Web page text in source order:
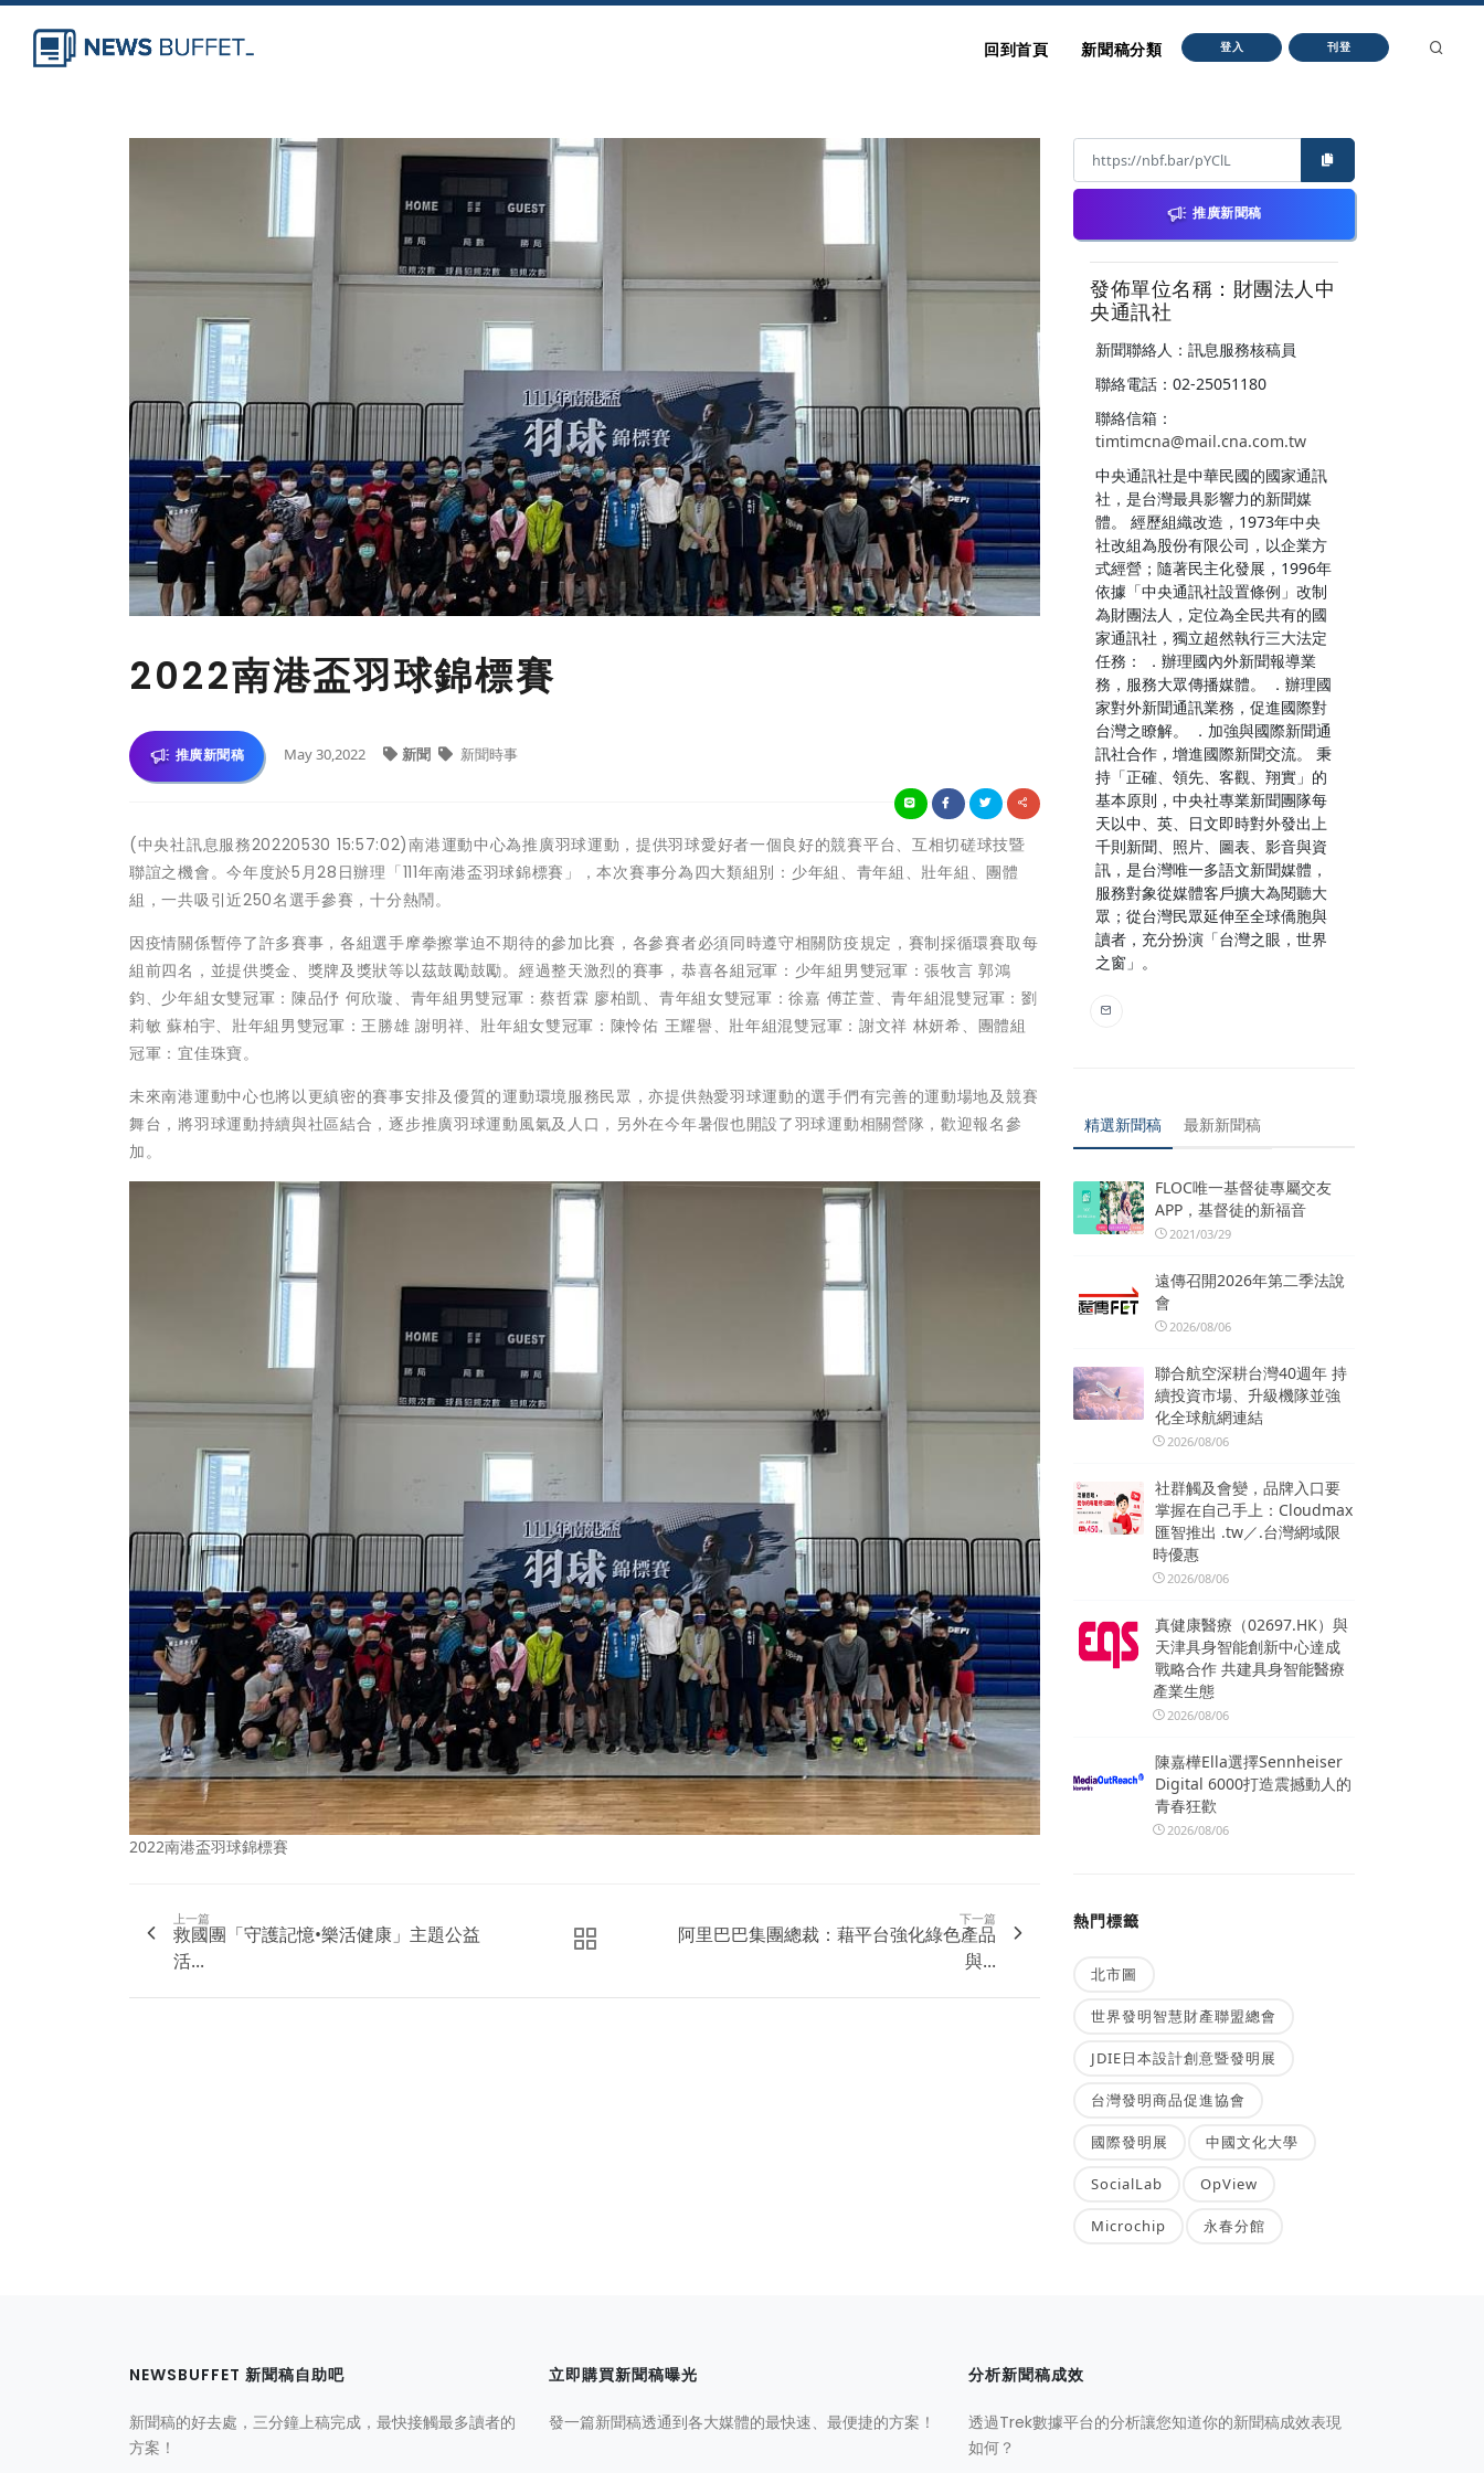
回到首頁 新聞稿分類 登入 刊登
2022南港盃羽球錦標賽
推廣新聞稿 May 30,2022 新聞 新聞時事
(中央社訊息服務20220530 15:57:02)南港運動中心為推廣羽球運動，提供羽球愛好者一個良好的競賽平台、互相切磋球技暨
聯誼之機會。今年度於5月28日辦理「111年南港盃羽球錦標賽」，本次賽事分為四大類組別：少年組、青年組、壯年組、團體
組，一共吸引近250名選手參賽，十分熱鬧。
因疫情關係暫停了許多賽事，各組選手摩拳擦掌迫不期待的參加比賽，各參賽者必須同時遵守相關防疫規定，賽制採循環賽取每
組前四名，並提供獎金、獎牌及獎狀等以茲鼓勵鼓勵。經過整天激烈的賽事，恭喜各組冠軍：少年組男雙冠軍：張牧言 郭鴻
鈞、少年組女雙冠軍：陳品伃 何欣璇、青年組男雙冠軍：蔡哲霖 廖柏凱、青年組女雙冠軍：徐嘉 傅芷萱、青年組混雙冠軍：劉
莉敏 蘇柏宇、壯年組男雙冠軍：王勝雄 謝明祥、壯年組女雙冠軍：陳怜佑 王耀譽、壯年組混雙冠軍：謝文祥 林妍希、團體組
冠軍：宜佳珠寶。
未來南港運動中心也將以更縝密的賽事安排及優質的運動環境服務民眾，亦提供熱愛羽球運動的選手們有完善的運動場地及競賽
舞台，將羽球運動持續與社區結合，逐步推廣羽球運動風氣及人口，另外在今年暑假也開設了羽球運動相關營隊，歡迎報名參
加。
2022南港盃羽球錦標賽
上一篇
救國團「守護記憶•樂活健康」主題公益
活...
下一篇
阿里巴巴集團總裁：藉平台強化綠色產品
與...
推廣新聞稿
發佈單位名稱：財團法人中
央通訊社
新聞聯絡人：訊息服務核稿員
聯絡電話：02-25051180
聯絡信箱：
timtimcna@mail.cna.com.tw
中央通訊社是中華民國的國家通訊
社，是台灣最具影響力的新聞媒
體。 經歷組織改造，1973年中央
社改組為股份有限公司，以企業方
式經營；隨著民主化發展，1996年
依據「中央通訊社設置條例」改制
為財團法人，定位為全民共有的國
家通訊社，獨立超然執行三大法定
任務： ．辦理國內外新聞報導業
務，服務大眾傳播媒體。 ．辦理國
家對外新聞通訊業務，促進國際對
台灣之瞭解。 ．加強與國際新聞通
訊社合作，增進國際新聞交流。 秉
持「正確、領先、客觀、翔實」的
基本原則，中央社專業新聞團隊每
天以中、英、日文即時對外發出上
千則新聞、照片、圖表、影音與資
訊，是台灣唯一多語文新聞媒體，
服務對象從媒體客戶擴大為閱聽大
眾；從台灣民眾延伸至全球僑胞與
讀者，充分扮演「台灣之眼，世界
之窗」。
精選新聞稿 最新新聞稿
FLOC唯一基督徒專屬交友
APP，基督徒的新福音
2021/03/29
遠傳召開2026年第二季法說
會
2026/08/06
聯合航空深耕台灣40週年 持
續投資市場、升級機隊並強
化全球航網連結
2026/08/06
社群觸及會變，品牌入口要
掌握在自己手上：Cloudmax
匯智推出 .tw／.台灣網域限
時優惠
2026/08/06
真健康醫療（02697.HK）與
天津具身智能創新中心達成
戰略合作 共建具身智能醫療
產業生態
2026/08/06
陳嘉樺Ella選擇Sennheiser
Digital 6000打造震撼動人的
青春狂歡
2026/08/06
熱門標籤
北市圖
世界發明智慧財產聯盟總會
JDIE日本設計創意暨發明展
台灣發明商品促進協會
國際發明展 中國文化大學
SocialLab OpView
Microchip 永春分館
NEWSBUFFET 新聞稿自助吧
新聞稿的好去處，三分鐘上稿完成，最快接觸最多讀者的
方案！
立即購買新聞稿曝光
發一篇新聞稿透通到各大媒體的最快速、最便捷的方案！
分析新聞稿成效
透過Trek數據平台的分析讓您知道你的新聞稿成效表現
如何？